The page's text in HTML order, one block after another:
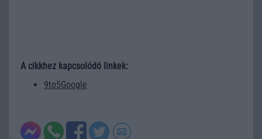
A cikkhez kapcsolódó linkek:
9to5Google